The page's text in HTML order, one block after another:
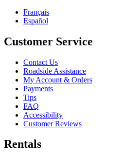
Français
Español
Customer Service
Contact Us
Roadside Assistance
My Account & Orders
Payments
Tips
FAQ
Accessibility
Customer Reviews
Rentals